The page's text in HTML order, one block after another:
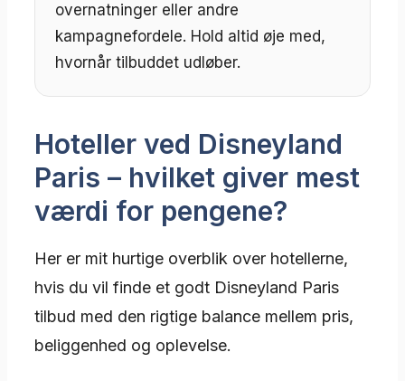
overnatninger eller andre
kampagnefordele. Hold altid øje med,
hvornår tilbuddet udløber.
Hoteller ved Disneyland
Paris – hvilket giver mest
værdi for pengene?
Her er mit hurtige overblik over hotellerne,
hvis du vil finde et godt Disneyland Paris
tilbud med den rigtige balance mellem pris,
beliggenhed og oplevelse.